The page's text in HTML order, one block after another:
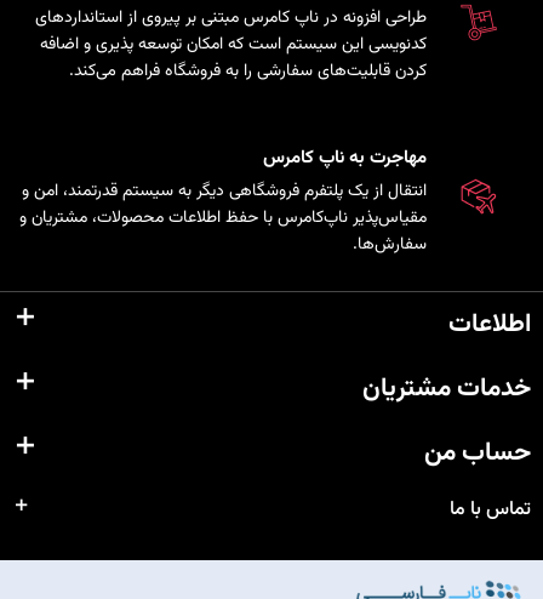
طراحی افزونه در ناپ کامرس مبتنی بر پیروی از استانداردهای
کدنویسی این سیستم است که امکان توسعه پذیری و اضافه
کردن قابلیت‌های سفارشی را به فروشگاه فراهم می‌کند.
مهاجرت به ناپ کامرس
انتقال از یک پلتفرم فروشگاهی دیگر به سیستم قدرتمند، امن و
مقیاس‌پذیر ناپ‌کامرس با حفظ اطلاعات محصولات، مشتریان و
سفارش‌ها.
اطلاعات
خدمات مشتریان
حساب من
تماس با ما